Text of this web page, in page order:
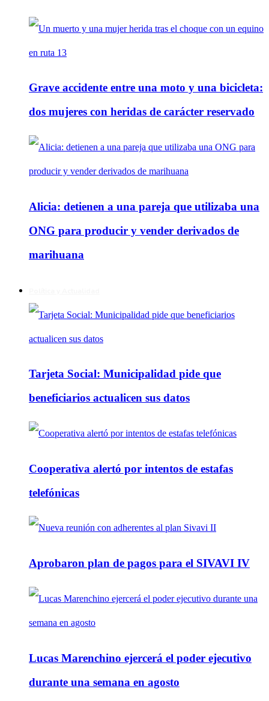
Grave accidente entre una moto y una bicicleta:
dos mujeres con heridas de carácter reservado
Alicia: detienen a una pareja que utilizaba una
ONG para producir y vender derivados de
marihuana
Tarjeta Social: Municipalidad pide que
beneficiarios actualicen sus datos
Cooperativa alertó por intentos de estafas
telefónicas
Aprobaron plan de pagos para el SIVAVI IV
Lucas Marenchino ejercerá el poder ejecutivo
durante una semana en agosto